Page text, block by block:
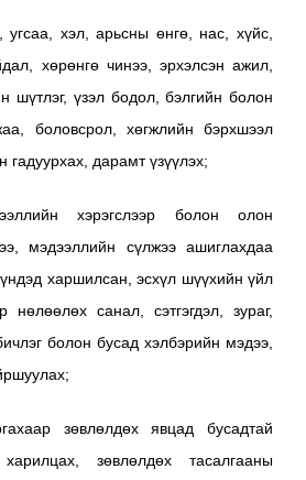
угсаа, хэл, арьсны өнгө, нас, хүйс,
хөрөнгө чинээ, эрхэлсэн ажил,
үзэл бодол, бэлгийн болон
боловсрол, хөгжлийн бэрхшээл
гадуурхах, дарамт үзүүлэх;
хэрэгслээр болон олон
мэдээллийн сүлжээ ашиглахдаа
харшилсан, эсхүл шүүхийн үйл
нөлөөлөх санал, сэтгэгдэл, зураг,
болон бусад хэлбэрийн мэдээ,
зөвлөлдөх явцад бусадтай
зөвлөлдөх тасалгааны